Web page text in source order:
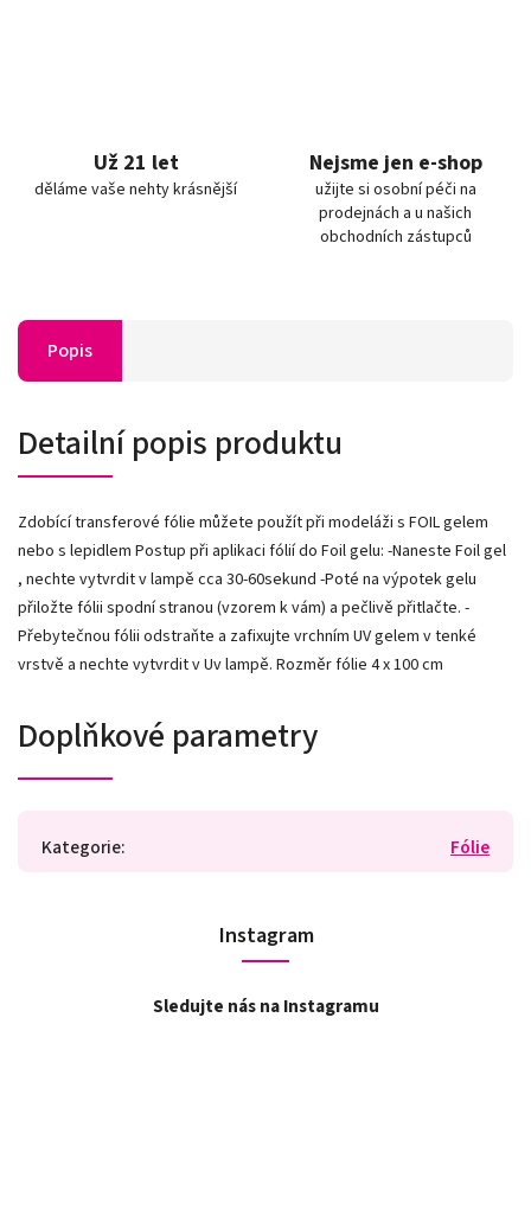
Už 21 let
děláme vaše nehty krásnější
Nejsme jen e-shop
užijte si osobní péči na
prodejnách a u našich
obchodních zástupců
Popis
Detailní popis produktu
Zdobící transferové fólie můžete použít při modeláži s FOIL gelem
nebo s lepidlem Postup při aplikaci fólií do Foil gelu: -Naneste Foil gel
, nechte vytvrdit v lampě cca 30-60sekund -Poté na výpotek gelu
přiložte fólii spodní stranou (vzorem k vám) a pečlivě přitlačte. -
Přebytečnou fólii odstraňte a zafixujte vrchním UV gelem v tenké
vrstvě a nechte vytvrdit v Uv lampě. Rozměr fólie 4 x 100 cm
Doplňkové parametry
Kategorie: Fólie
Instagram
Sledujte nás na Instagramu